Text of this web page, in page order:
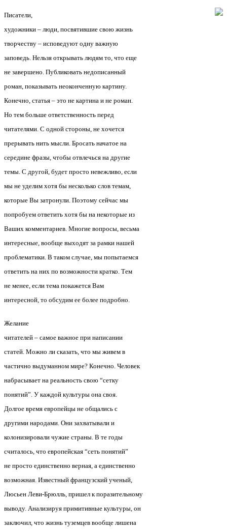
Писатели,
художники – люди, посвятившие свою жизнь
творчеству – исповедуют одну важную
заповедь. Нельзя открывать людям то, что еще
не завершено. Публиковать недописанный
роман, показывать неоконченную картину.
Конечно, статья – это не картина и не роман.
Но тем больше ответственность перед
читателями. С одной стороны, не хочется
прерывать нить мысли. Бросать начатое на
середине фразы, чтобы отвлечься на другие
темы. С другой, будет просто невежливо, если
мы не уделим хотя бы несколько слов темам,
которые Вы затронули. Поэтому сейчас мы
попробуем ответить хотя бы на некоторые из
Ваших комментариев. Многие вопросы, весьма
интересные, вообще выходят за рамки нашей
проблематики. В таком случае, мы попытаемся
ответить на них по возможности кратко. Тем
не менее, если тема покажется Вам
интересной, то обсудим ее более подробно.
Желание
читателей – самое важное при написании
статей. Можно ли сказать, что мы живем в
частично выдуманном мире? Конечно. Человек
набрасывает на реальность свою “сетку
понятий”. У каждой культуры она своя.
Долгое время европейцы не общались с
другими народами. Они захватывали и
колонизировали чужие страны. В те годы
считалось, что европейская “сеть понятий”
не просто единственно верная, а единственно
возможная. Известный французский ученый,
Люсьен Леви-Брюлль, пришел к поразительному
выводу. Анализируя примитивные культуры, он
заключил, что жизнь туземцев вообще лишена